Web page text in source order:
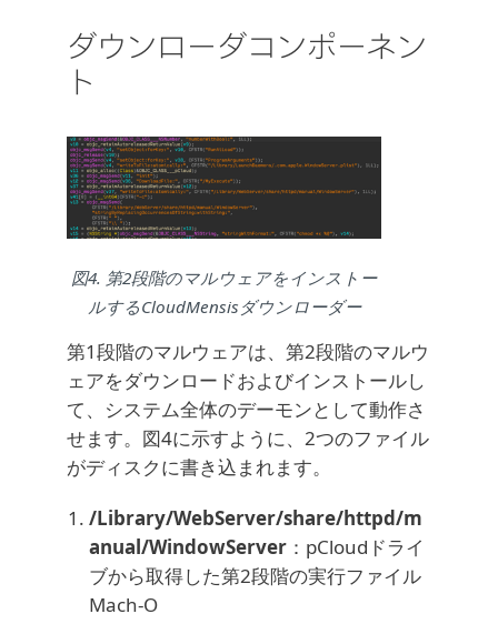
ダウンローダコンポーネン
ト
図4. 第2段階のマルウェアをインストー
ルするCloudMensisダウンローダー
第1段階のマルウェアは、第2段階のマルウ
ェアをダウンロードおよびインストールし
て、システム全体のデーモンとして動作さ
せます。図4に示すように、2つのファイル
がディスクに書き込まれます。
/Library/WebServer/share/httpd/m
anual/WindowServer ：pCloudドライ
ブから取得した第2段階の実行ファイル
Mach-O